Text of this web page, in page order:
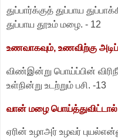
துப்பார்க்குத் துப்பாய
துப்பாய தூஉம் மழை. - 12
உணவாகவும், உணவிற்கு
விண்இன்று பொய்ப்பின்
உள்நின்று உடற்றும் பசி. -13
வான் மழை பொய்த்துவிட்டால்,
ஏரின் உழாஅர் உழவர்